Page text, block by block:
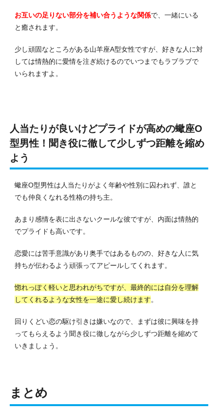
お互いの足りない部分を補い合うような関係で、一緒にいる
と癒されます。
少し頑固なところがある山羊座A型女性ですが、好きな人に対
しては情熱的に愛情を注ぎ続けるのでいつまでもラブラブで
いられますよ。
人当たりが良いけどプライドが高めの蠍座O
型男性！聞き役に徹して少しずつ距離を縮め
よう
蠍座O型男性は人当たりがよく年齢や性別に囚われず、誰と
でも仲良くなれる性格の持ち主。
あまり感情を表に出さないクールな彼ですが、内面は情熱的
でプライドも高いです。
恋愛には苦手意識があり奥手ではあるものの、好きな人に気
持ちが伝わるよう頑張ってアピールしてくれます。
惚れっぽく軽いと思われがちですが、最終的には自分を理解
してくれるような女性を一途に愛し続けます。
回りくどい恋の駆け引きは嫌いなので、まずは彼に興味を持
ってもらえるよう聞き役に徹しながら少しずつ距離を縮めて
いきましょう。
まとめ